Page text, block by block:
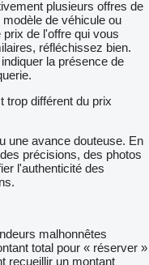
plusieurs offres de
de véhicule ou
de l'offre qui vous
réfléchissez bien.
la présence de
trop différent du prix
une avance douteuse. En
précisions, des photos
l'authenticité des
malhonnêtes
total pour « réserver »
recueillir un montant